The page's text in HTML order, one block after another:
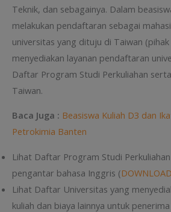
Teknik, dan sebagainya. Dalam
melakukan pendaftaran sebagai
universitas yang dituju di Taiwan
menyediakan layanan pendaftaran
Daftar Program Studi Perkuliahan
Taiwan.
Baca Juga : Beasiswa Kuliah D3 dan
Petrokimia Banten
Lihat Daftar Program Studi
pengantar bahasa Inggris (DOWNLOAD
Lihat Daftar Universitas yang
kuliah dan biaya lainnya untuk